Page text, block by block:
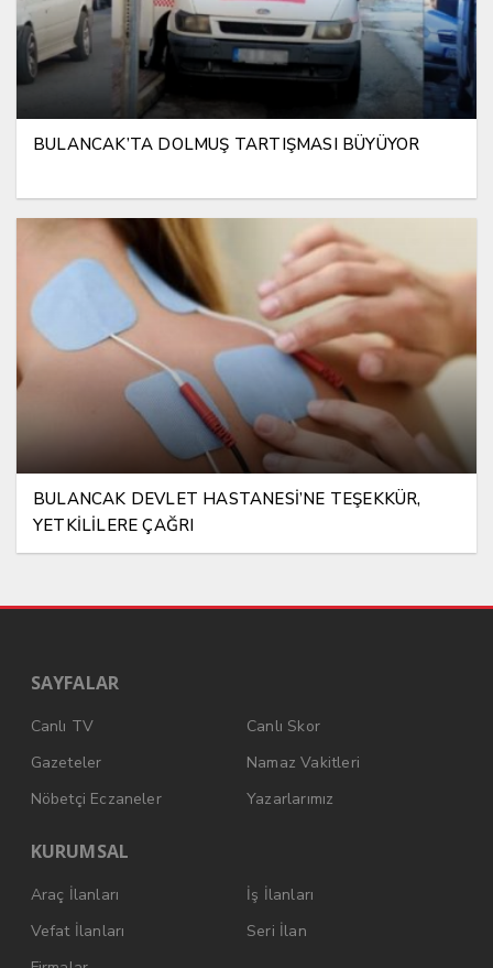
BULANCAK’TA DOLMUŞ TARTIŞMASI BÜYÜYOR
BULANCAK DEVLET HASTANESİ’NE TEŞEKKÜR,
YETKİLİLERE ÇAĞRI
SAYFALAR
Canlı TV
Canlı Skor
Gazeteler
Namaz Vakitleri
Nöbetçi Eczaneler
Yazarlarımız
KURUMSAL
Araç İlanları
İş İlanları
Vefat İlanları
Seri İlan